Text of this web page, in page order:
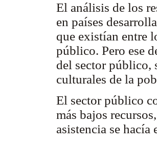
El análisis de los
en países
que existían entre
público. Pero ese
del sector público,
culturales de la
El sector público
más bajos
asistencia se